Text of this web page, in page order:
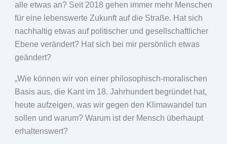
alle etwas an? Seit 2018 gehen immer mehr Menschen
für eine lebenswerte Zukunft auf die Straße. Hat sich
nachhaltig etwas auf politischer und gesellschaftlicher
Ebene verändert? Hat sich bei mir persönlich etwas
geändert?
„Wie können wir von einer philosophisch-moralischen
Basis aus, die Kant im 18. Jahrhundert begründet hat,
heute aufzeigen, was wir gegen den Klimawandel tun
sollen und warum? Warum ist der Mensch überhaupt
erhaltenswert?